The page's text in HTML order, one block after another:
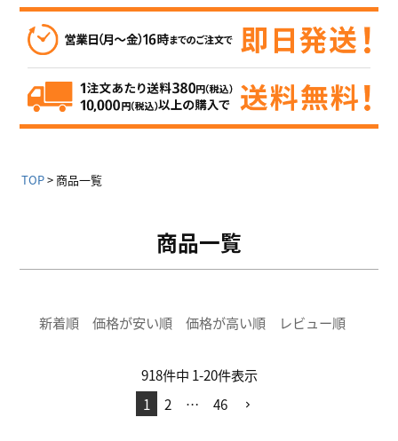
TOP 商品一覧
商品一覧
新着順 価格が安い順 価格が高い順 レビュー順
918件中 1-20件表示
1
2 … 46